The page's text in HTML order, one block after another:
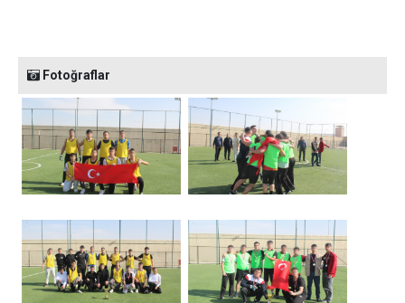
Fotoğraflar